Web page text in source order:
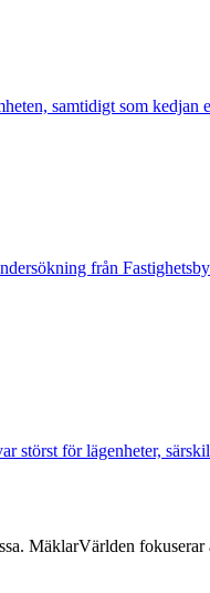
samtidigt som
från
för lägenheter,
MäklarVärlden